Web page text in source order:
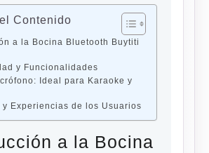
Contenido
a la Bocina Bluetooth Buytiti
y Funcionalidades
Ideal para Karaoke y
y Experiencias de los Usuarios
a la Bocina